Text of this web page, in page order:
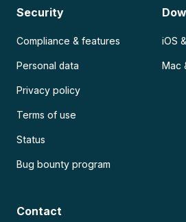
Security
Compliance & features
Personal data
Privacy policy
Terms of use
Status
Bug bounty program
iOS
Mac
Contact